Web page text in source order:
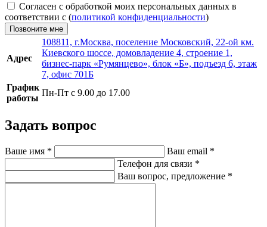
Согласен с обработкой моих персональных данных в
соответствии с (политикой конфиденциальности)
Позвоните мне
Адрес
108811, г.Москва, поселение Московский, 22-ой км.
Киевского шоссе, домовладение 4, строение 1,
бизнес-парк «Румянцево», блок «Б», подъезд 6, этаж
7, офис 701Б
График
работы
Пн-Пт с 9.00 до 17.00
Задать вопрос
Ваше имя * Ваш email *
Телефон для связи *
Ваш вопрос, предложение *